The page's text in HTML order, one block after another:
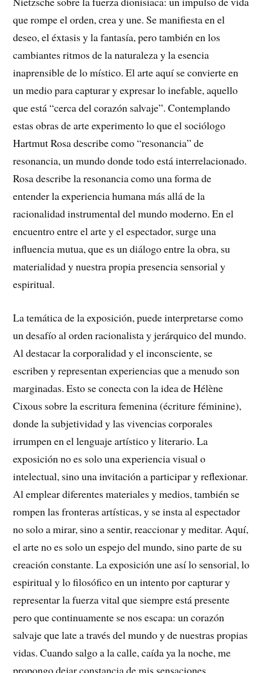
que rompe el orden, crea y une. Se manifiesta en el
deseo, el éxtasis y la fantasía, pero también en los
cambiantes ritmos de la naturaleza y la esencia
inaprensible de lo místico. El arte aquí se convierte en
un medio para capturar y expresar lo inefable, aquello
que está “cerca del corazón salvaje”. Contemplando
estas obras de arte experimento lo que el sociólogo
Hartmut Rosa describe como “resonancia” de
resonancia, un mundo donde todo está interrelacionado.
Rosa describe la resonancia como una forma de
entender la experiencia humana más allá de la
racionalidad instrumental del mundo moderno. En el
encuentro entre el arte y el espectador, surge una
influencia mutua, que es un diálogo entre la obra, su
materialidad y nuestra propia presencia sensorial y
espiritual.
La temática de la exposición, puede interpretarse como
un desafío al orden racionalista y jerárquico del mundo.
Al destacar la corporalidad y el inconsciente, se
escriben y representan experiencias que a menudo son
marginadas. Esto se conecta con la idea de Hélène
Cixous sobre la escritura femenina (écriture féminine),
donde la subjetividad y las vivencias corporales
irrumpen en el lenguaje artístico y literario. La
exposición no es solo una experiencia visual o
intelectual, sino una invitación a participar y reflexionar.
Al emplear diferentes materiales y medios, también se
rompen las fronteras artísticas, y se insta al espectador
no solo a mirar, sino a sentir, reaccionar y meditar. Aquí,
el arte no es solo un espejo del mundo, sino parte de su
creación constante. La exposición une así lo sensorial, lo
espiritual y lo filosófico en un intento por capturar y
representar la fuerza vital que siempre está presente
pero que continuamente se nos escapa: un corazón
salvaje que late a través del mundo y de nuestras propias
vidas. Cuando salgo a la calle, caída ya la noche, me
propongo dejar constancia de mis sensaciones.